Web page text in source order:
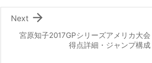
宮原知子2017GPシリーズアメリカ大会
得点詳細・ジャンプ構成

Next